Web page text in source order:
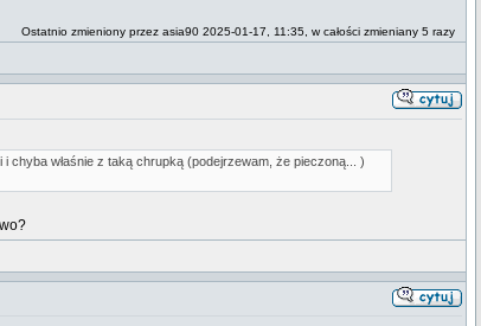
Ostatnio zmieniony przez asia90 2025-01-17, 11:35, w całości zmieniany 5 razy
chyba właśnie z taką chrupką (podejrzewam, że pieczoną... )